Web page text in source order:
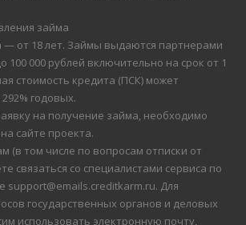
займа
— от 18 лет. Займы выдаются партнерами
100 000 рублей включительно на срок от 1
стоимость кредита (ПСК) может
годовых.
на получение займа, необходимо
сайте проекта.
(в том числе по вопросам отписки от
связаться со специалистами сервиса по
support@emails.creditkarm.ru. Для
государственных органов и деловых
использовать электронную почту,